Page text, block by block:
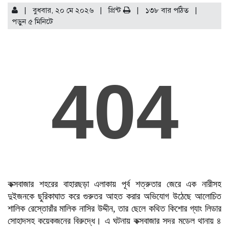
| বুধবার, ২০ মে ২০২৬ |প্রিন্ট ১৩৮ বার পঠিত
পড়ুন৫মিনিটে
কক্সবাজার শহরের বাহারছড়া এলাকায় পূর্ব শত্রুতার জেরে এক নারীসহ
দুইজনকে ছুরিকাঘাত করে গুরুতর আহত করার অভিযোগ উঠেছে আলোচিত
শালিক রেস্তোরাঁর মালিক নাসির উদ্দীন, তার ছেলে কথিত কিশোর গ্যাং লিডার
সোহাদসহ কয়েকজনের বিরুদ্ধে। এ ঘটনায় কক্সবাজার সদর মডেল থানায় ৪